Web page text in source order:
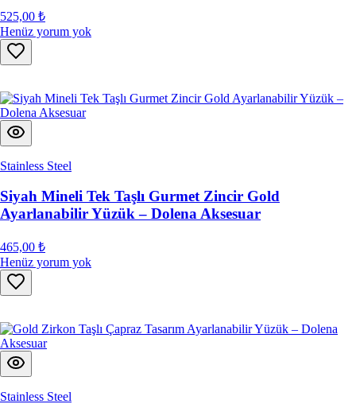
525,00 ₺
Henüz yorum yok
Stainless Steel
Siyah Mineli Tek Taşlı Gurmet Zincir Gold
Ayarlanabilir Yüzük – Dolena Aksesuar
465,00 ₺
Henüz yorum yok
Stainless Steel